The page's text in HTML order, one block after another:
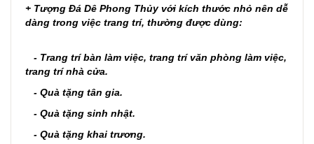
+ Tượng Đá Dê Phong Thủy với kích thước nhỏ nên dễ
dàng trong việc trang trí, thường được dùng:
- Trang trí bàn làm việc, trang trí văn phòng làm việc,
trang trí nhà cửa.
- Quà tặng tân gia.
- Quà tặng sinh nhật.
- Quà tặng khai trương.